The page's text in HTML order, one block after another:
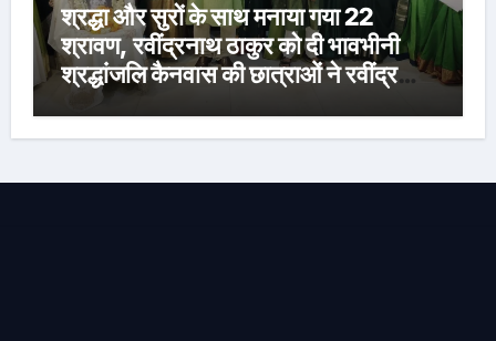
श्रद्धा और सुरों के साथ मनाया गया 22
श्रावण, रवींद्रनाथ ठाकुर को दी भावभीनी
श्रद्धांजलि कैनवास की छात्राओं ने रवींद्र
बांधा समां